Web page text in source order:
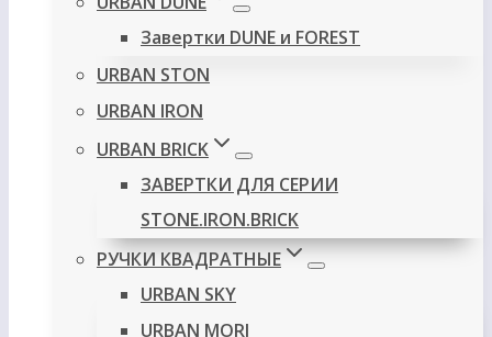
Завертки DUNE и FOREST
URBAN STON
URBAN IRON
URBAN BRICK
ЗАВЕРТКИ ДЛЯ СЕРИИ
STONE.IRON.BRICK
РУЧКИ КВАДРАТНЫЕ
URBAN SKY
URBAN MORI